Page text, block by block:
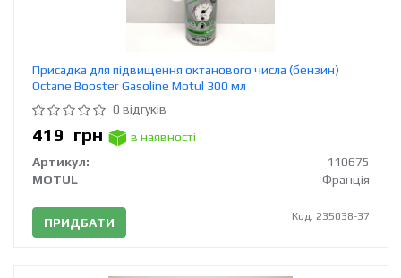
Присадка для підвищення октанового числа (бензин)
Octane Booster Gasoline Motul 300 мл
0 відгуків
419 грн
в наявності
Артикул:
110675
MOTUL
Франція
ПРИДБАТИ Код: 235038-37